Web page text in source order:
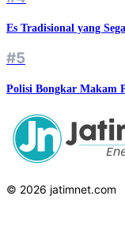
Es Tradisional yang
#5
Polisi Bongkar Makam
© 2026 jatimnet.com